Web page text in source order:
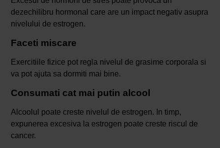
dezechilibru hormonal care are un impact negativ asupra
nivelului de estrogen.
Faceti miscare
Exercitiile fizice pot regla nivelul de grasime corporala si
va pot ajuta sa dormiti mai bine.
Consumati cat mai putin alcool
Alcoolul poate creste nivelul de estrogen. In timp,
expunerea excesiva la estrogen poate creste riscul de
cancer.